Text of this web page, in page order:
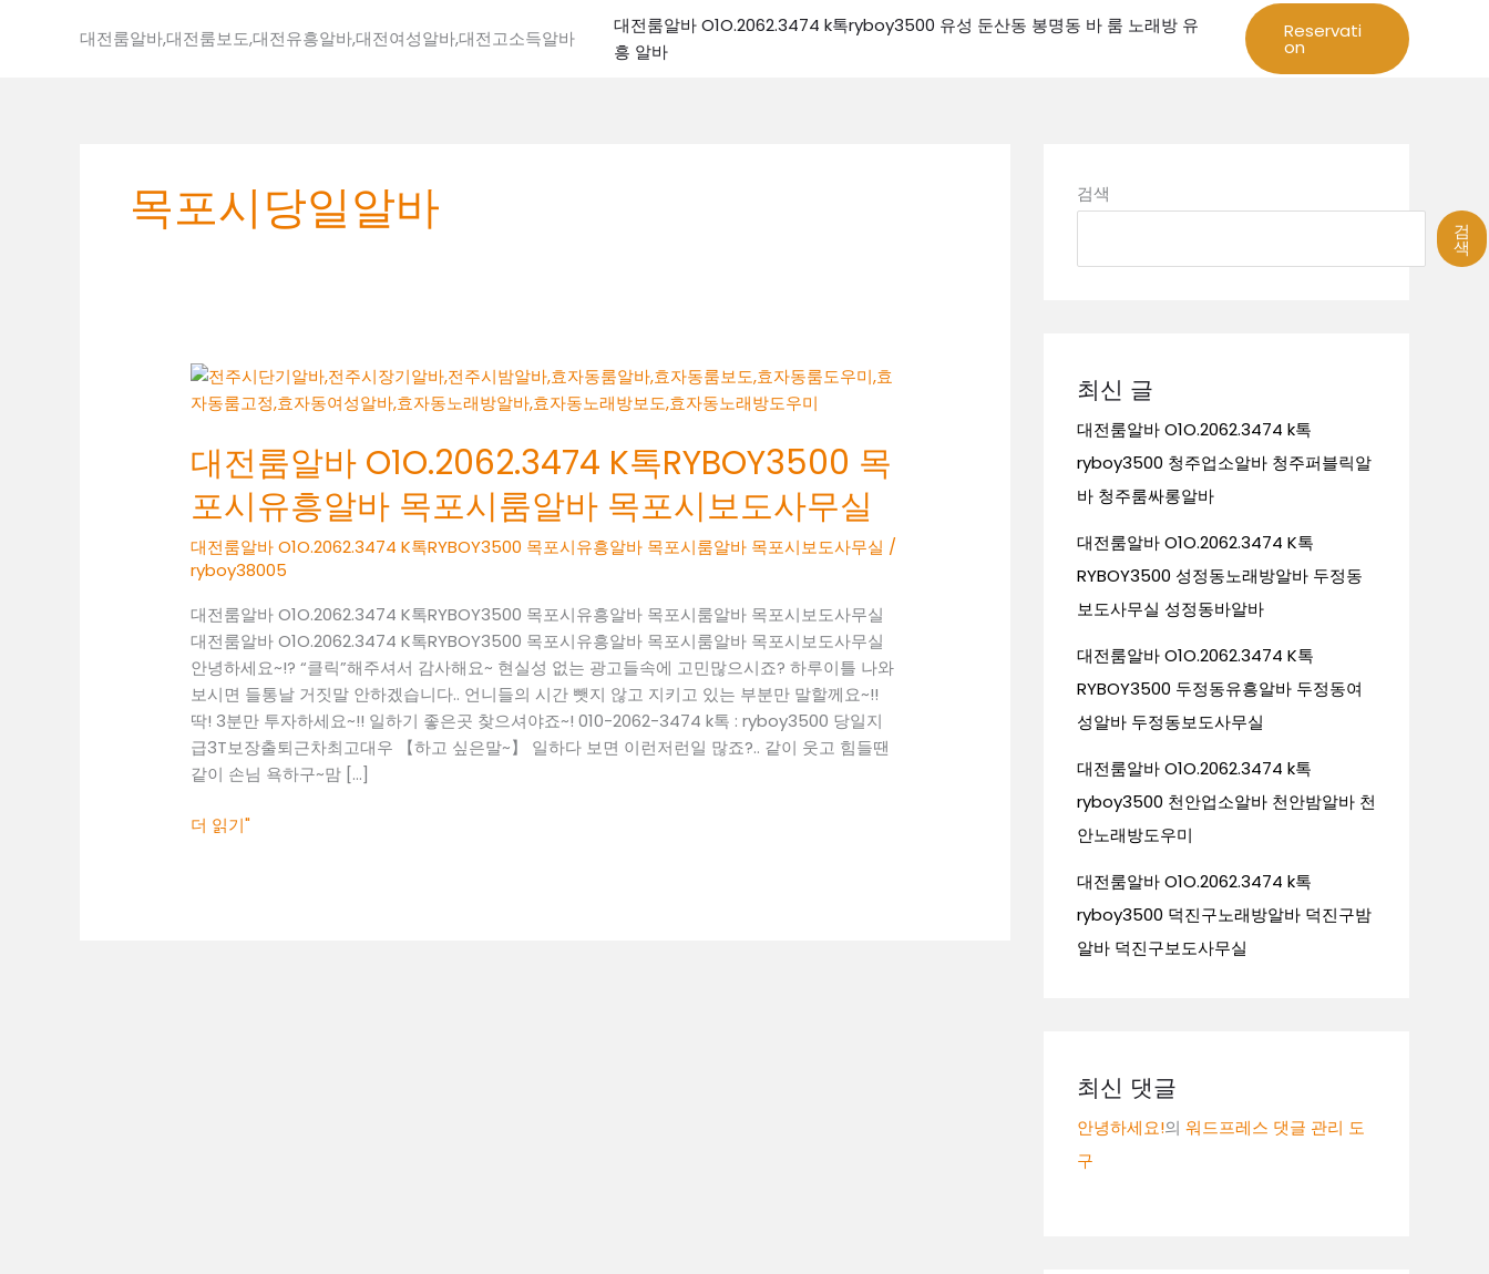
대전룸알바,대전룸보도,대전유흥알바,대전여성알바,대전고소득알바
대전룸알바 O1O.2062.3474 k톡ryboy3500 유성 둔산동 봉명동 바 룸 노래방 유
흥 알바
Reservati
on
목포시당일알바
대전룸알바 O1O.2062.3474 K톡RYBOY3500 목
포시유흥알바 목포시룸알바 목포시보도사무실
대전룸알바 O1O.2062.3474 K톡RYBOY3500 목포시유흥알바 목포시룸알바 목포시보도사무실 /
ryboy38005
대전룸알바 O1O.2062.3474 K톡RYBOY3500 목포시유흥알바 목포시룸알바 목포시보도사무실
대전룸알바 O1O.2062.3474 K톡RYBOY3500 목포시유흥알바 목포시룸알바 목포시보도사무실
안녕하세요~!? “클릭”해주셔서 감사해요~ 현실성 없는 광고들속에 고민많으시죠? 하루이틀 나와
보시면 들통날 거짓말 안하겠습니다.. 언니들의 시간 뺏지 않고 지키고 있는 부분만 말할께요~!!
딱! 3분만 투자하세요~!! 일하기 좋은곳 찾으셔야죠~! 010-2062-3474 k톡 : ryboy3500 당일지
급3T보장출퇴근차최고대우 【하고 싶은말~】 일하다 보면 이런저런일 많죠?.. 같이 웃고 힘들땐
같이 손님 욕하구~맘 […]
대
전
알
O1O.2062.3474
톡
RYBOY3500
목
포
시
유
흥
알
바
포
더 읽기"
검색
검
색
최신 글
대전룸알바 O1O.2062.3474 k톡
ryboy3500 청주업소알바 청주퍼블릭알
바 청주룸싸롱알바
대전룸알바 O1O.2062.3474 K톡
RYBOY3500 성정동노래방알바 두정동
보도사무실 성정동바알바
대전룸알바 O1O.2062.3474 K톡
RYBOY3500 두정동유흥알바 두정동여
성알바 두정동보도사무실
대전룸알바 O1O.2062.3474 k톡
ryboy3500 천안업소알바 천안밤알바 천
안노래방도우미
대전룸알바 O1O.2062.3474 k톡
ryboy3500 덕진구노래방알바 덕진구밤
알바 덕진구보도사무실
최신 댓글
안녕하세요!의 워드프레스 댓글 관리 도
구